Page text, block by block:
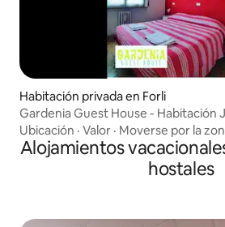
Habitación privada en Forli
Gardenia Guest House - Habitación
Ubicación · Valor · Moverse por la
Alojamientos
hostales